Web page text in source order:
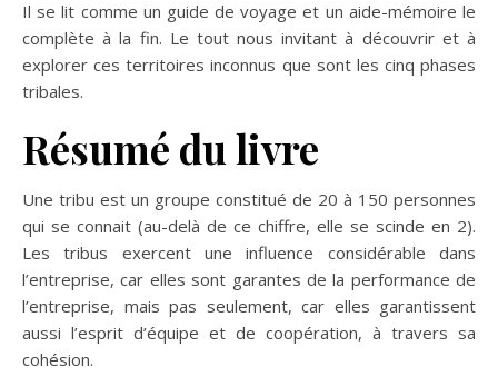
Il se lit comme un guide de voyage et un aide-mémoire le
complète à la fin. Le tout nous invitant à découvrir et à
explorer ces territoires inconnus que sont les cinq phases
tribales.
Résumé du livre
Une tribu est un groupe constitué de 20 à 150 personnes
qui se connait (au-delà de ce chiffre, elle se scinde en 2).
Les tribus exercent une influence considérable dans
l’entreprise, car elles sont garantes de la performance de
l’entreprise, mais pas seulement, car elles garantissent
aussi l’esprit d’équipe et de coopération, à travers sa
cohésion.